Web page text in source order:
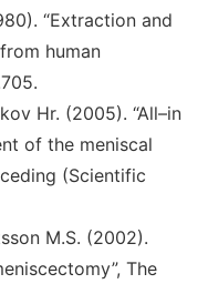
. “Extraction and
human
Hr. (2005). “All–in
of the meniscal
(Scientific
M.S. (2002).
”, The